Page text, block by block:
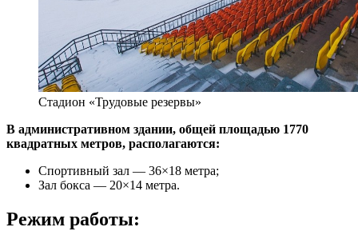
Стадион «Трудовые резервы»
В административном здании, общей площадью 1770
квадратных метров, располагаются:
Спортивный зал — 36×18 метра;
Зал бокса — 20×14 метра.
Режим работы: